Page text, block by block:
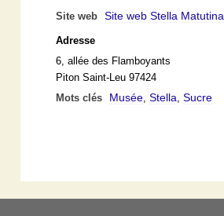
Site web Site web Stella Matutina
Adresse
6, allée des Flamboyants
Piton Saint-Leu 97424
Mots clés
Musée,Stella,Sucre